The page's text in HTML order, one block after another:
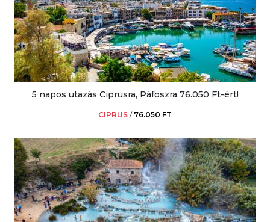
5 napos utazás Ciprusra, Páfoszra 76.050 Ft-ért!
CIPRUS / 76.050 FT